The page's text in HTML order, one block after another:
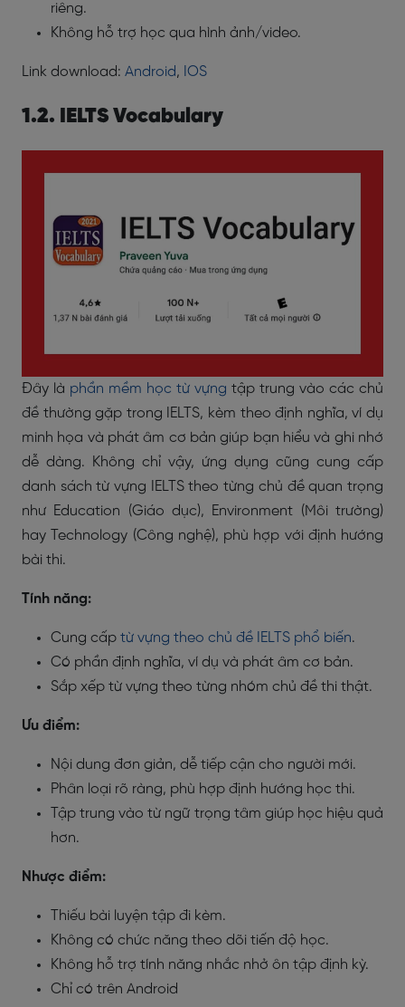
riêng.
Không hỗ trợ học qua hình ảnh/video.
Link download: Android, IOS
1.2. IELTS Vocabulary
Đây là phần mềm học từ vựng tập trung vào các chủ
đề thường gặp trong IELTS, kèm theo định nghĩa, ví dụ
minh họa và phát âm cơ bản giúp bạn hiểu và ghi nhớ
dễ dàng. Không chỉ vậy, ứng dụng cũng cung cấp
danh sách từ vựng IELTS theo từng chủ đề quan trọng
như Education (Giáo dục), Environment (Môi trường)
hay Technology (Công nghệ), phù hợp với định hướng
bài thi.
Tính năng:
Cung cấp từ vựng theo chủ đề IELTS phổ biến.
Có phần định nghĩa, ví dụ và phát âm cơ bản.
Sắp xếp từ vựng theo từng nhóm chủ đề thi thật.
Ưu điểm:
Nội dung đơn giản, dễ tiếp cận cho người mới.
Phân loại rõ ràng, phù hợp định hướng học thi.
Tập trung vào từ ngữ trọng tâm giúp học hiệu quả
hơn.
Nhược điểm:
Thiếu bài luyện tập đi kèm.
Không có chức năng theo dõi tiến độ học.
Không hỗ trợ tính năng nhắc nhở ôn tập định kỳ.
Chỉ có trên Android